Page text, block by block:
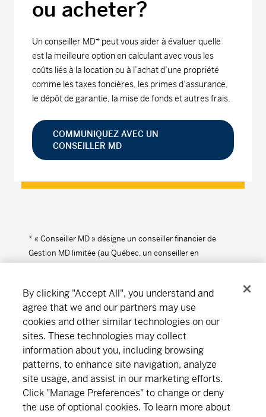
ou acheter?
Un conseiller MD* peut vous aider à évaluer quelle
est la meilleure option en calculant avec vous les
coûts liés à la location ou à l’achat d’une propriété
comme les taxes foncières, les primes d’assurance,
le dépôt de garantie, la mise de fonds et autres frais.
COMMUNIQUEZ AVEC UN
CONSEILLER MD
* « Conseiller MD » désigne un conseiller financier de
Gestion MD limitée (au Québec, un conseiller en
By clicking "Accept All", you understand and
agree that we and our partners may use
cookies and other similar technologies on our
sites. These technologies may collect
information about you, including browsing
patterns, to enhance site navigation, analyze
site usage, and assist in our marketing efforts.
Click "Manage Preferences" to change or deny
the use of optional cookies. To learn more about
Notre organisation Abonnement
Trouver un bureau Carrières Salle de presse